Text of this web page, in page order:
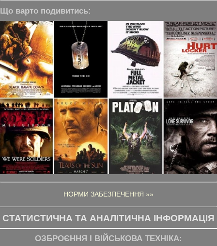
Що варто подивитись:
НОРМИ ЗАБЕЗПЕЧЕННЯ »»
СТАТИСТИЧНА ТА АНАЛІТИЧНА ІНФОРМАЦІЯ
ОЗБРОЄННЯ І ВІЙСЬКОВА ТЕХНІКА: